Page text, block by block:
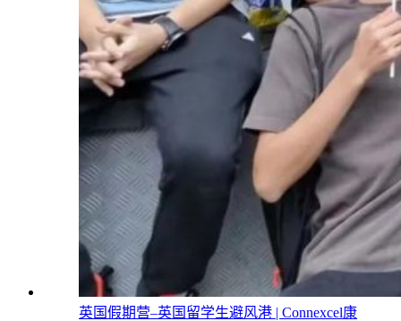
英国假期营–英国留学生避风港 | Connexcel康